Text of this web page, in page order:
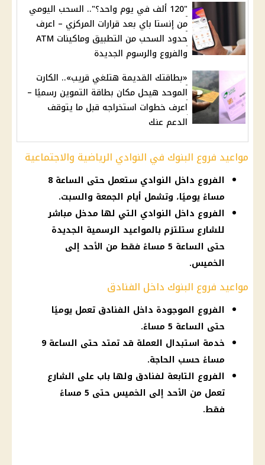
"120 ألف في يوم واحد؟".. السحب اليومي
من إنستا باي بعد قرارات المركزي – اعرف
حدود السحب من التطبيق وماكينات ATM
والفروع والرسوم الجديدة
«بطاقتك القديمة هتلغي قريب».. الكارت
الموحد هيحل مكان بطاقة التموين رسميًا –
اعرف خطوات استخراجه قبل ما يتوقف
الدعم عنك
مواعيد فروع البنوك في النوادي الرياضية والاجتماعية
الفروع داخل النوادي ستعمل حتى الساعة 8
مساءً يوميًا، وتشمل أيام الجمعة والسبت.
الفروع داخل النوادي التي لها مدخل مباشر
للشارع ستلتزم بالمواعيد الرسمية الجديدة
حتى الساعة 5 مساءً فقط من الأحد إلى
الخميس.
مواعيد فروع البنوك داخل الفنادق
الفروع الموجودة داخل الفنادق تعمل يوميًا
حتى الساعة 5 مساءً.
خدمة استبدال العملة قد تمتد حتى الساعة 9
مساءً حسب الحاجة.
الفروع التابعة لفنادق ولها باب على الشارع
تعمل من الأحد إلى الخميس حتى 5 مساءً
فقط.